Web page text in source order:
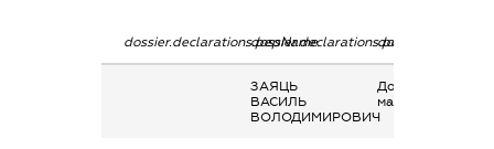
dossier.declarations.pepNamedossier.declarations.personName
ЗАЯЦЬ
ВАСИЛЬ
ВОЛОДИМИРОВИЧ
Дохід від
майна в оренду